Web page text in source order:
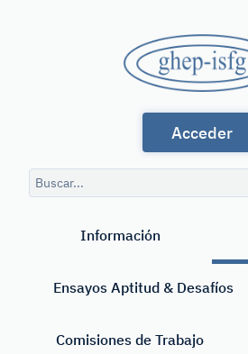
-
Habla
Española
International
Acceder
Consulta
de
Información
Ensayos Aptitud & Desafíos
Comisiones de Trabajo